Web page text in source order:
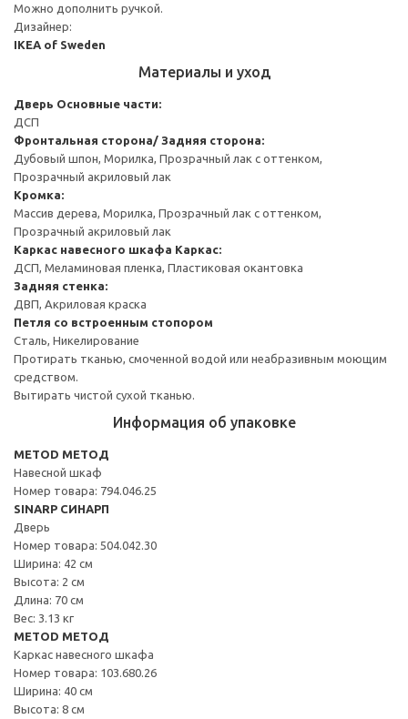
Можно дополнить ручкой.
Дизайнер:
IKEA of Sweden
Материалы и уход
Дверь Основные части:
ДСП
Фронтальная сторона/ Задняя сторона:
Дубовый шпон, Морилка, Прозрачный лак с оттенком,
Прозрачный акриловый лак
Кромка:
Массив дерева, Морилка, Прозрачный лак с оттенком,
Прозрачный акриловый лак
Каркас навесного шкафа Каркас:
ДСП, Меламиновая пленка, Пластиковая окантовка
Задняя стенка:
ДВП, Акриловая краска
Петля со встроенным стопором
Сталь, Никелирование
Протирать тканью, смоченной водой или неабразивным моющим
средством.
Вытирать чистой сухой тканью.
Информация об упаковке
METOD МЕТОД
Навесной шкаф
Номер товара: 794.046.25
SINARP СИНАРП
Дверь
Номер товара: 504.042.30
Ширина: 42 см
Высота: 2 см
Длина: 70 см
Вес: 3.13 кг
METOD МЕТОД
Каркас навесного шкафа
Номер товара: 103.680.26
Ширина: 40 см
Высота: 8 см